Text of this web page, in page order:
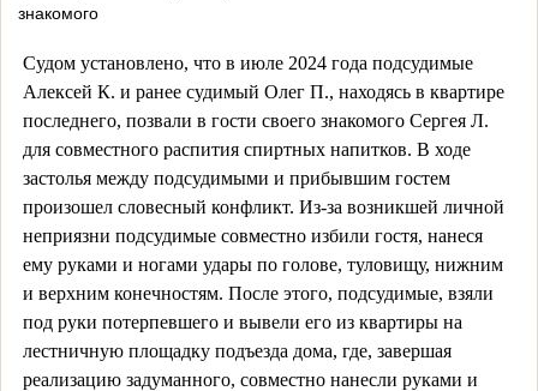
знакомого
Судом установлено, что в июле 2024 года подсудимые
Алексей К. и ранее судимый Олег П., находясь в квартире
последнего, позвали в гости своего знакомого Сергея Л.
для совместного распития спиртных напитков. В ходе
застолья между подсудимыми и прибывшим гостем
произошел словесный конфликт. Из-за возникшей личной
неприязни подсудимые совместно избили гостя, нанеся
ему руками и ногами удары по голове, туловищу, нижним
и верхним конечностям. После этого, подсудимые, взяли
под руки потерпевшего и вывели его из квартиры на
лестничную площадку подъезда дома, где, завершая
реализацию задуманного, совместно нанесли руками и